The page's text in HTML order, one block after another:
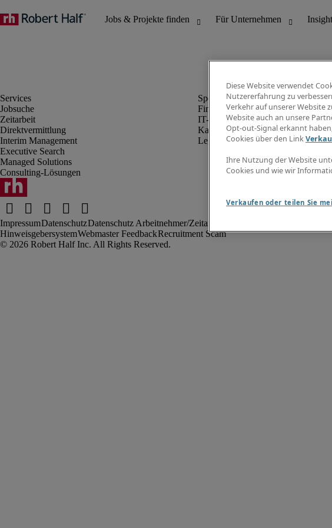
Jobsuche
Zeitarbeit
Direktvermittlung
Interim Management
Executive Search
Managed Solutions
Consulting-Lösungen
Finanz- & Rechnungswesen
IT-Bereich
Kaufmännischer Bereich
Legal
ImpressumDatenschutzDatenschutz Arbeitnehmer/Zeitarbeitskräfte
HinweisgebersystemWebmaster FeedbackRecruitment Scam
Diese Website verwendet
Nutzererfahrung zu
Verkehr auf unserer Website
Website auch an unsere
Opt-out-Signal erkannt
Cookies über den Link
Ihre Nutzung der Website
Cookies und wie wir
Verkaufen oder teilen Sie